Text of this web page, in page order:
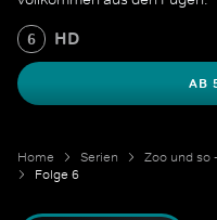
6 HD
AB
Home Serien
Folge 6